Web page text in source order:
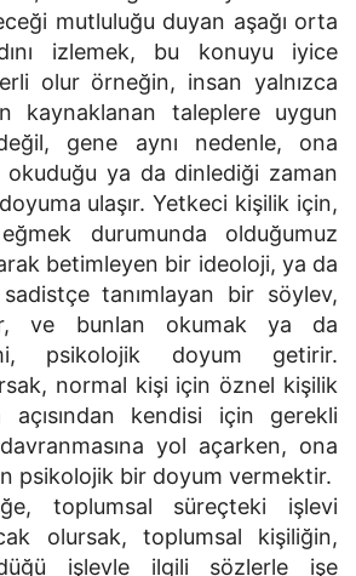
mutluluğu duyan aşağı orta
izlemek, bu konuyu iyice
olur örneğin, insan yalnızca
kaynaklanan taleplere uygun
değil, gene aynı nedenle, ona
okuduğu ya da dinlediği zaman
ulaşır. Yetkeci kişilik için,
durumunda olduğumuz
betimleyen bir ideoloji, ya da
tanımlayan bir söylev,
ve bunlan okumak ya da
psikolojik doyum getirir.
normal kişi için öznel kişilik
açısından kendisi için gerekli
yol açarken, ona
psikolojik bir doyum vermektir.
toplumsal süreçteki işlevi
olursak, toplumsal kişiliğin,
işlevle ilgili sözlerle işe